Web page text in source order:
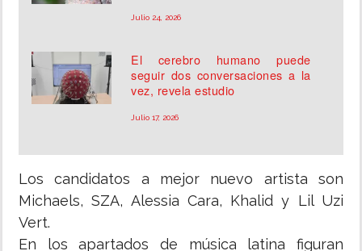
Julio 24, 2026
El cerebro humano puede
seguir dos conversaciones a la
vez, revela estudio
Julio 17, 2026
Los candidatos a mejor nuevo artista son
Michaels, SZA, Alessia Cara, Khalid y Lil Uzi
Vert.
En los apartados de música latina figuran